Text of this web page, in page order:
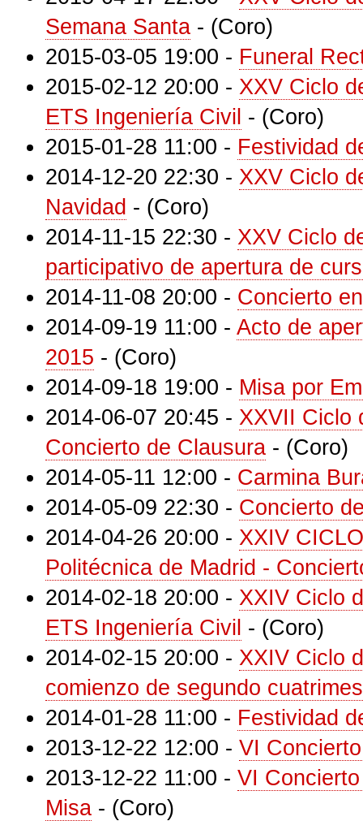
Semana Santa - (Coro)
2015-03-05 19:00 - Funeral
2015-02-12 20:00 - XXV Ciclo
ETS Ingeniería Civil - (Coro)
2015-01-28 11:00 - Festividad
2014-12-20 22:30 - XXV Ciclo
Navidad - (Coro)
2014-11-15 22:30 - XXV Ciclo
participativo de apertura de
2014-11-08 20:00 - Concierto
2014-09-19 11:00 - Acto de
2015 - (Coro)
2014-09-18 19:00 - Misa por
2014-06-07 20:45 - XXVII Ciclo
Concierto de Clausura - (Coro)
2014-05-11 12:00 - Carmina
2014-05-09 22:30 - Concierto
2014-04-26 20:00 - XXIV
Politécnica de Madrid -
2014-02-18 20:00 - XXIV Ciclo
ETS Ingeniería Civil - (Coro)
2014-02-15 20:00 - XXIV Ciclo
comienzo de segundo
2014-01-28 11:00 - Festividad
2013-12-22 12:00 - VI
2013-12-22 11:00 - VI
Misa - (Coro)